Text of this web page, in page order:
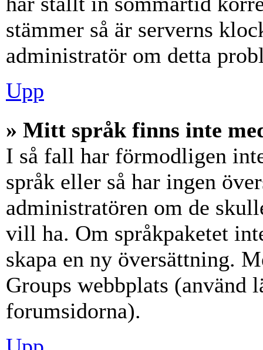
stämmer så är serverns
administratör om detta
Upp
» Mitt språk finns inte
I så fall har förmodligen
språk eller så har ingen
administratören om de
vill ha. Om språkpaketet
skapa en ny översättning.
Groups webbplats (använd
forumsidorna).